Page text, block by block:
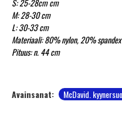
S: 25-28cm cm
M: 28-30 cm
L: 30-33 cm
Materiaali: 80% nylon, 20% spandex
Pituus: n. 44 cm
Avainsanat: McDavid.